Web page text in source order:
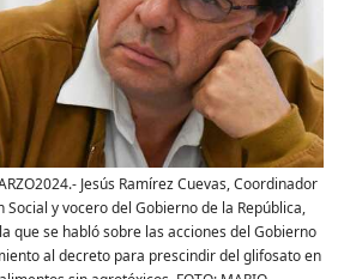
Jesús Ramírez Cuevas, Coordinador
y vocero del Gobierno de la República,
que se habló sobre las acciones del Gobierno
al decreto para prescindir del glifosato en